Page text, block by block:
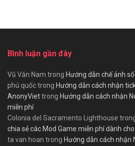
Bình luận gần đây
Vũ Văn Nam trong Hướng dẫn chế ảnh
phú quốctrong Hướng dẫn cách nhận
AnonyViettrong Hướng dẫn cách nhận
miễn phí
Colonia del Sacramento Lighthouse
chia sẻ các Mod Game miễn phí dành
ta van hoan trong Hướng dẫn cách nhận